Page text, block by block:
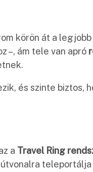
körön át a
–, ám tele van apró
és szinte biztos,
a Travel Ring